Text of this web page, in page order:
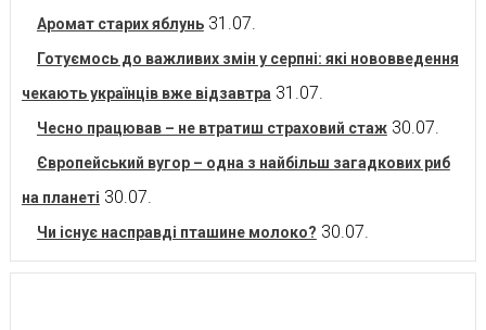
Аромат старих яблунь 31.07.
Готуємось до важливих змін у серпні: які нововведення
чекають українців вже відзавтра 31.07.
Чесно працював – не втратиш страховий стаж 30.07.
Європейський вугор – одна з найбільш загадкових риб
на планеті 30.07.
Чи існує насправді пташине молоко? 30.07.